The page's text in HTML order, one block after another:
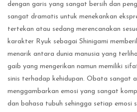
dengan garis yang sangat bersih dan
sangat dramatis untuk menekankan
tertekan atau sedang merencanakan
karakter Ryuk sebagai Shinigami
menarik antara dunia manusia yang
gaib yang mengerikan namun memiliki
sinis terhadap kehidupan. Obata sangat
menggambarkan emosi yang sangat
dan bahasa tubuh sehingga setiap emosi